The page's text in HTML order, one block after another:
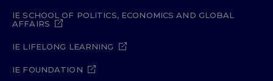
IE SCHOOL OF POLITICS, ECONOMICS AND GLOBAL
AFFAIRS
IE LIFELONG LEARNING
IE FOUNDATION